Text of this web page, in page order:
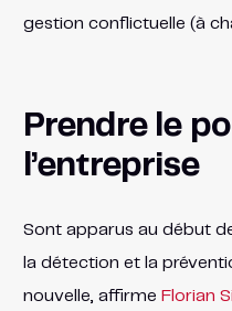
gestion conflictuelle (à
Prendre le
l’entreprise
Sont apparus au début
la détection et la
nouvelle, affirme Florian